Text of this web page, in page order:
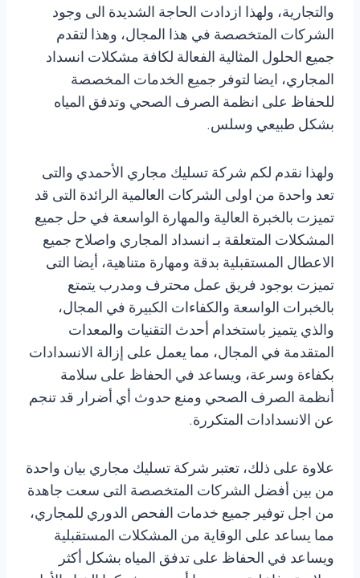
والتجارية، ولهذا ازدادت الحاجة الشديدة الى وجود
الشركات المتخصصة في هذا المجال، وهذا لتقدم
جميع الحلول المثالية الفعالة لكافة مشكلات انسداد
المجاري، ايضا لتوفر جميع الخدمات المخصصة
للحفاظ على انظمة الصرف الصحي وتدفق المياه
بشكل طبيعي وسلس.
ولهذا نقدم لكم شركة تسليك مجاري الأحمدي والتى
تعد واحدة من اولى الشركات العالمية الرائدة التى قد
تميزت بالخبرة العالية والمهارة الواسعة في حل جميع
المشكلات المتعلقة بـ انسداد المجاري واصلاح جميع
الاعطال المستقبلية بدقة ومهارة متناهية، أيضا التى
تميزت بوجود فريق عمل محترف ومدرب يتمتع
بالخبرات الواسعة والكفاءات الكبيرة في المجال،
والذي يتميز باستخدام أحدث التقنيات والمعدات
المتقدمة في المجال، مما يعمل على إزالة الانسدادات
بكفاءة وسرعة، ويساعد في الحفاظ على سلامة
أنظمة الصرف الصحي ومنع حدوث أي أضرار قد تنجم
عن الانسدادات المتكررة.
علاوة على ذلك، تعتبر شركة تسليك مجاري بيان واحدة
من بين أفضل الشركات المتخصصة التى سعت جاهدة
من اجل توفير جميع خدمات الفحص الدوري للمجاري،
مما يساعد على الوقاية من المشكلات المستقبلية
ويساعد في الحفاظ على تدفق المياه بشكل أكثر